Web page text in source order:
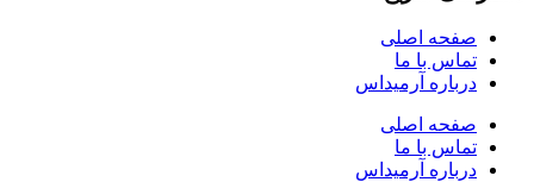
صفحه اصلی
تماس با ما
درباره آرمیداس
صفحه اصلی
تماس با ما
درباره آرمیداس